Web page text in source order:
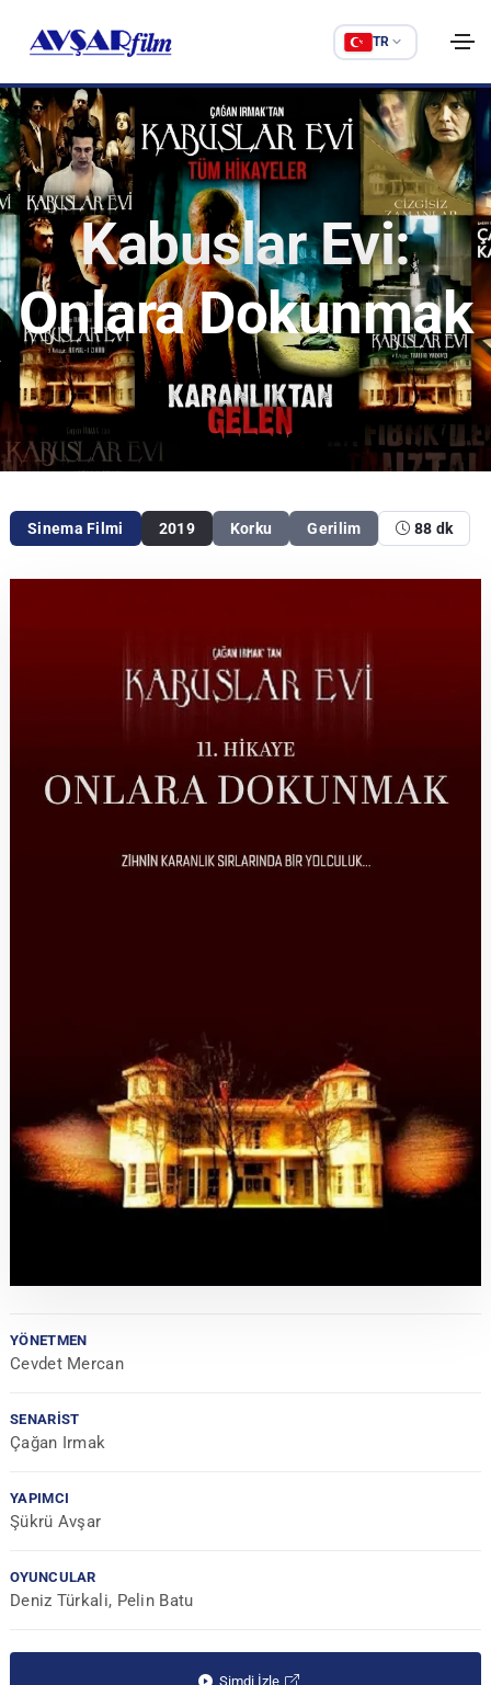
TR
Kabuslar Evi:
Onlara Dokunmak
Sinema Filmi 2019 Korku Gerilim 88 dk
YÖNETMEN
Cevdet Mercan
SENARIST
Çağan Irmak
YAPIMCI
Şükrü Avşar
OYUNCULAR
Deniz Türkali, Pelin Batu
Şimdi İzle